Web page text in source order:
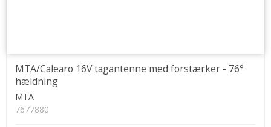
MTA/Calearo 16V tagantenne med forstærker - 76°
hældning
MTA
7677880